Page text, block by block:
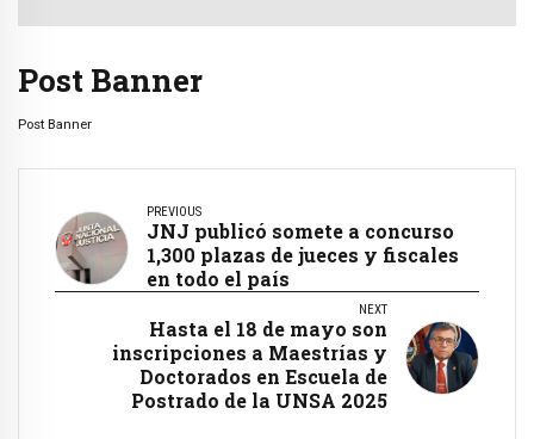
Post Banner
Post Banner
PREVIOUS
JNJ publicó somete a concurso
1,300 plazas de jueces y fiscales
en todo el país
NEXT
Hasta el 18 de mayo son
inscripciones a Maestrías y
Doctorados en Escuela de
Postrado de la UNSA 2025